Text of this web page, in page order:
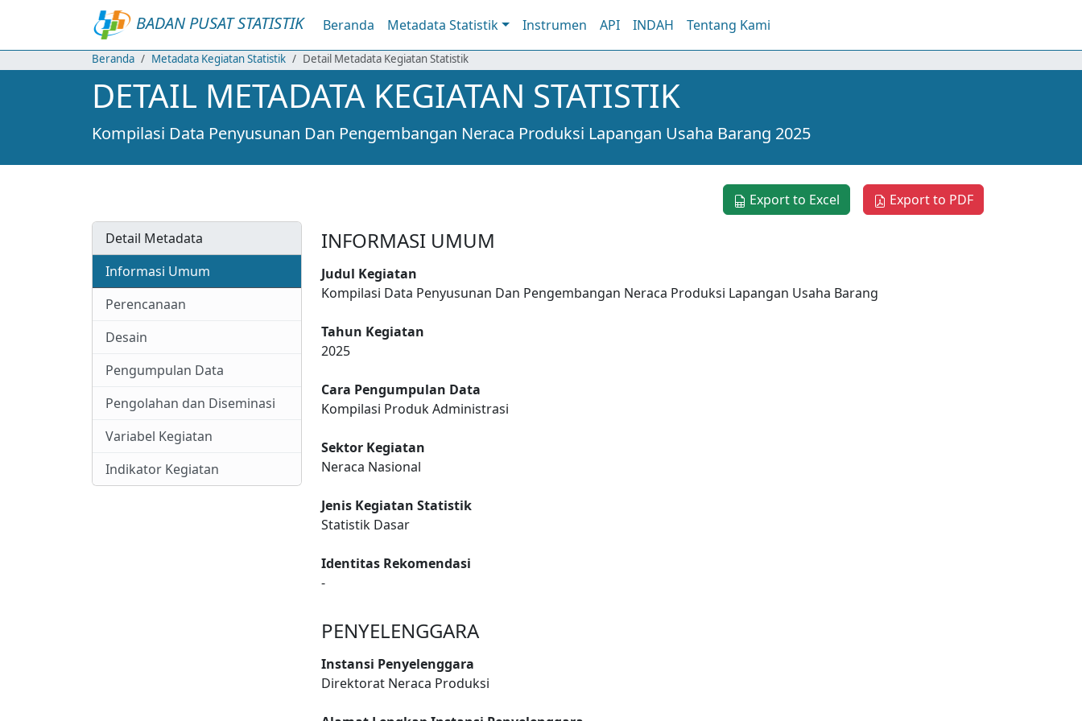
BADAN PUSAT STATISTIK Beranda Metadata Statistik Instrumen API INDAH Tentang Kami
Beranda Metadata Kegiatan Statistik Detail Metadata Kegiatan Statistik
DETAIL METADATA KEGIATAN STATISTIK
Kompilasi Data Penyusunan Dan Pengembangan Neraca Produksi Lapangan Usaha Barang 2025
Export to Excel Export to PDF
Detail Metadata
Informasi Umum
Perencanaan
Desain
Pengumpulan Data
Pengolahan dan Diseminasi
Variabel Kegiatan
Indikator Kegiatan
INFORMASI UMUM
Judul Kegiatan
Kompilasi Data Penyusunan Dan Pengembangan Neraca Produksi Lapangan Usaha Barang
Tahun Kegiatan
2025
Cara Pengumpulan Data
Kompilasi Produk Administrasi
Sektor Kegiatan
Neraca Nasional
Jenis Kegiatan Statistik
Statistik Dasar
Identitas Rekomendasi
-
PENYELENGGARA
Instansi Penyelenggara
Direktorat Neraca Produksi